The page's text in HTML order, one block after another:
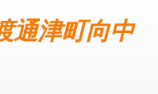
通津町向中